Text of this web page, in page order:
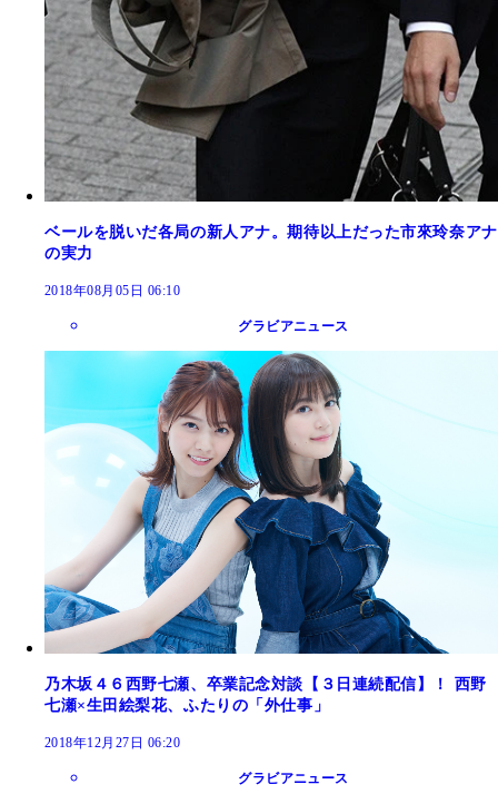
ベールを脱いだ各局の新人アナ。期待以上だった市來玲奈アナ
の実力
2018年08月05日 06:10
グラビアニュース
乃木坂４６西野七瀬、卒業記念対談【３日連続配信】！ 西野
七瀬×生田絵梨花、ふたりの「外仕事」
2018年12月27日 06:20
グラビアニュース